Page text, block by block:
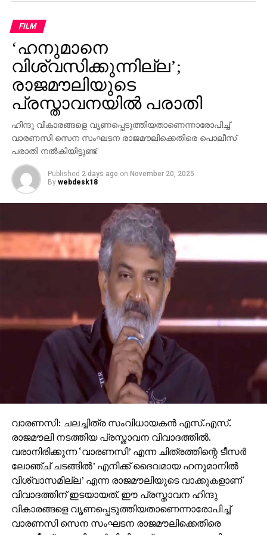
പാര്‍ട്ടിക്ക് ഒരു കുഴപ്പവുമില്ലെന്ന് പറയാന്‍ എം.വി
ഗോവിന്ദന് മാത്രമേ കഴിയൂവെന്നും വി.ഡി സതീശന്‍
പരിഹസിച്ചു. എന്തുകൊണ്ട് ദേവസ്വം ബോര്‍ഡ്
പോറ്റിക്കെതിരെ പരാതി നല്‍കിയില്ലെന്നും പോറ്റി
കുടുങ്ങിയാല്‍ പലരും കുടുങ്ങും എന്ന് സിപിഎമ്മിന്
അറിയാമായിരുന്നുവെന്നും അദ്ദേഹം കൂട്ടിച്ചേര്‍ത്തു.
FILM
‘ഹനുമാനെ
വിശ്വസിക്കുന്നില്ല’;
രാജമൗലിയുടെ
പ്രസ്താവനയില്‍ പരാതി
ഹിന്ദു വികാരങ്ങളെ വൃണപ്പെടുത്തിയതാണെന്നാരോപിച്ച്
വാരണസി സെന സംഘടന രാജമൗലിക്കെതിരെ പൊലീസ്
പരാതി നല്‍കിയിട്ടുണ്ട്
Published 2 days ago on November 20, 2025
By webdesk18
വാരണസി: ചലച്ചിത്ര സംവിധായകന്‍ എസ്.എസ്.
രാജമൗലി നടത്തിയ പ്രസ്താവന വിവാദത്തില്‍.
വരാനിരിക്കുന്ന ‘വാരണസി’ എന്ന ചിത്രത്തിന്റെ ടീസര്‍
ലോഞ്ച് ചടങ്ങില്‍’ എനിക്ക് ദൈവമായ ഹനുമാനില്‍
വിശ്വാസമില്ല’ എന്ന രാജമൗലിയുടെ വാക്കുകളാണ്
വിവാദത്തിന് ഇടയായത്. ഈ പ്രസ്താവന ഹിന്ദു
വികാരങ്ങളെ വൃണപ്പെടുത്തിയതാണെന്നാരോപിച്ച്
വാരണസി സെന സംഘടന രാജമൗലിക്കെതിരെ